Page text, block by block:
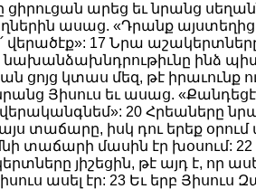
արեց եւ նրանց
ասաց. «Դրանք այստեղից
17 Նրա աշակերտները
ինձ
ցոյց կտաս մեզ, թէ իրաւունք
Յիսուս եւ ասաց.
20 Հրեաները
տաճարը, իսկ դու երեք օրում
տաճարի մասին էր խօսում: 22
յիշեցին, թէ այդ է, որ
ասել էր: 23 Եւ երբ Յիսուս